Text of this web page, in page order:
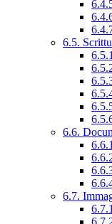
6.5.
6.6.
6.7.